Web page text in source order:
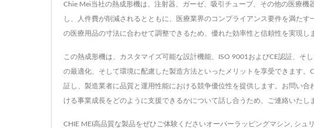
Chie Mei当社の熱成形機は、注射器、ガーゼ、吸引チューブ、その他の医療
し、人件費が削減されるとともに、医療業界のコンプライアンス要件を満た
の医療用品の寸法に合わせて調整できるため、優れた効率性と信頼性を実現し
この熱成形機は、カスタマイズ可能な設計機能、ISO 9001およびCE認証、
の最適化、そして環境に配慮した製造方法といったメリットを享受できます
証し、製造業者に品質と運用性能における競争優位性を提供します。お問い
ける事業成長をどのように支援できるかについて話し合うため、ご連絡いたし
CHIE MEI高品質な製品をぜひご体験くださいオーバーラッピングマシン シュ